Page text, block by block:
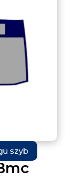
szyb